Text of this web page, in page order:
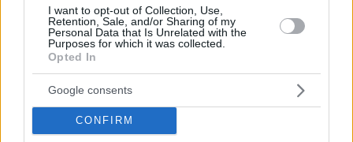
I want to opt-out of Collection, Use,
Retention, Sale, and/or Sharing of my
Personal Data that Is Unrelated with the
Purposes for which it was collected.
Opted In
Google consents
CONFIRM
Foto: MTI Foto: MTI